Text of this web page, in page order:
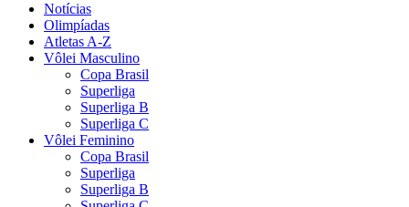
Notícias
Olimpíadas
Atletas A-Z
Vôlei Masculino
Copa Brasil
Superliga
Superliga B
Superliga C
Vôlei Feminino
Copa Brasil
Superliga
Superliga B